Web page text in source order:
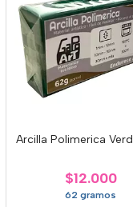
Arcilla Polimerica
$12.000
62 gramos